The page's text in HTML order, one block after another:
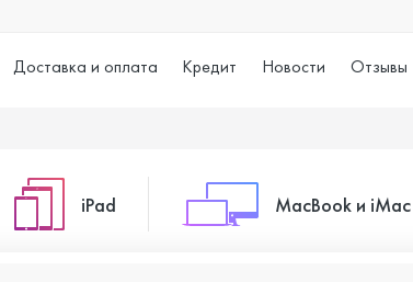
Доставка и оплата Кредит Новости Отзывы
iPad MacBook и iMac